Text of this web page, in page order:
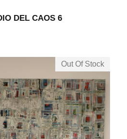
DEL CAOS 6
Out Of Stock